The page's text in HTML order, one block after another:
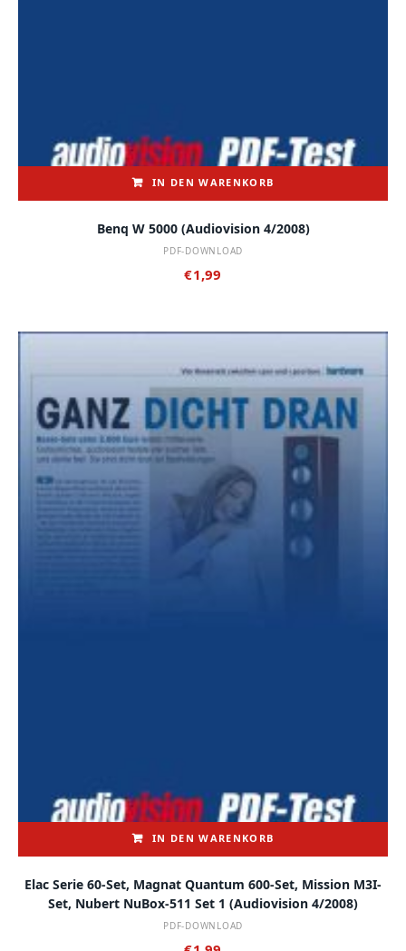
IN DEN WARENKORB
Benq W 5000 (audiovision 4/2008)
PDF-DOWNLOAD
€1,99
IN DEN WARENKORB
Elac Serie 60-Set, Magnat Quantum 600-Set, Mission M3I-
Set, Nubert NuBox-511 Set 1 (audiovision 4/2008)
PDF-DOWNLOAD